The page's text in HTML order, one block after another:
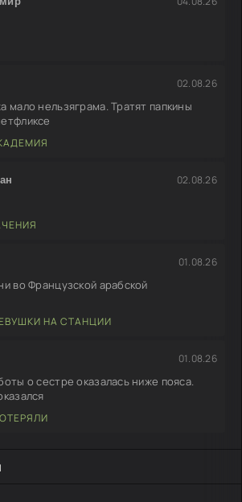
02.08.26
мало нельзяграма. Тратят папкины
02.08.26
01.08.26
во Французской арабской
НА СТАНЦИИ
01.08.26
о сестре оказалась ниже пояса.